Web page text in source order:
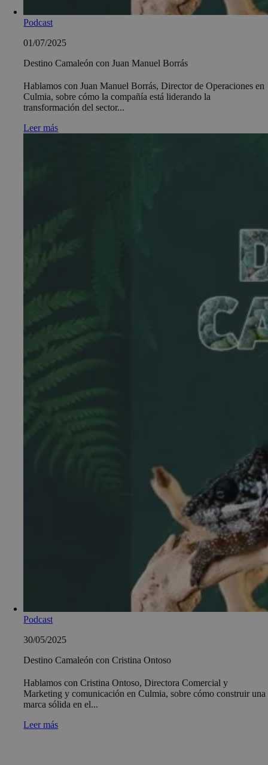
Podcast
01/07/2025
Destino Camaleón con Juan Manuel Borrás
Hablamos con Juan Manuel Borrás, Director de Operaciones en
Culmia, sobre cómo la compañía está liderando la
transformación del sector...
Leer más
Podcast
30/05/2025
Destino Camaleón con Cristina Ontoso
Hablamos con Cristina Ontoso, Directora Comercial y
Marketing y comunicación en Culmia, sobre cómo construir una
marca sólida en el...
Leer más